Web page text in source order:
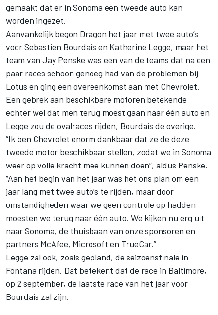
gemaakt dat er in Sonoma een tweede auto kan
worden ingezet.
Aanvankelijk begon Dragon het jaar met twee auto’s
voor Sebastien Bourdais en Katherine Legge, maar het
team van Jay Penske was een van de teams dat na een
paar races schoon genoeg had van de problemen bij
Lotus en ging een overeenkomst aan met Chevrolet.
Een gebrek aan beschikbare motoren betekende
echter wel dat men terug moest gaan naar één auto en
Legge zou de ovalraces rijden, Bourdais de overige.
“Ik ben Chevrolet enorm dankbaar dat ze de deze
tweede motor beschikbaar stellen, zodat we in Sonoma
weer op volle kracht mee kunnen doen”, aldus Penske.
“Aan het begin van het jaar was het ons plan om een
jaar lang met twee auto’s te rijden, maar door
omstandigheden waar we geen controle op hadden
moesten we terug naar één auto. We kijken nu erg uit
naar Sonoma, de thuisbaan van onze sponsoren en
partners McAfee, Microsoft en TrueCar.”
Legge zal ook, zoals gepland, de seizoensfinale in
Fontana rijden. Dat betekent dat de race in Baltimore,
op 2 september, de laatste race van het jaar voor
Bourdais zal zijn.